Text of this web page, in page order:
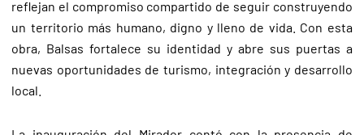
reflejan el compromiso compartido de seguir construyendo
un territorio más humano, digno y lleno de vida. Con esta
obra, Balsas fortalece su identidad y abre sus puertas a
nuevas oportunidades de turismo, integración y desarrollo
local.